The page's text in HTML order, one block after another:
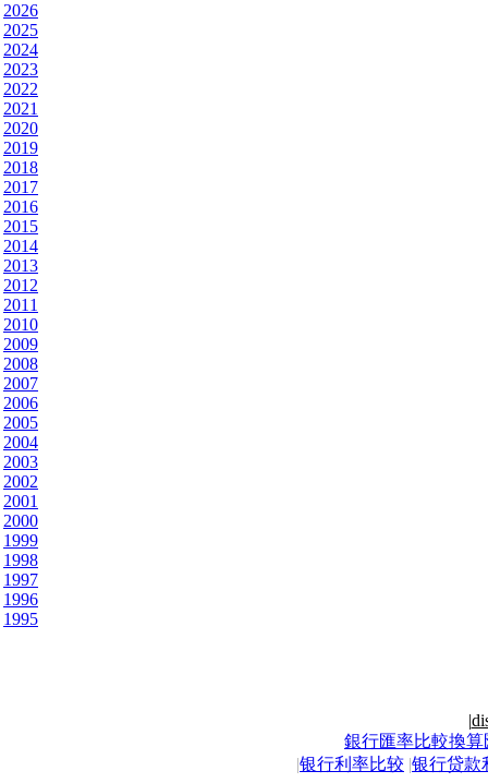
2026
2025
2024
2023
2022
2021
2020
2019
2018
2017
2016
2015
2014
2013
2012
2011
2010
2009
2008
2007
2006
2005
2004
2003
2002
2001
2000
1999
1998
1997
1996
1995
|
銀行匯率比較換算
|银行利率比较 |银行贷款